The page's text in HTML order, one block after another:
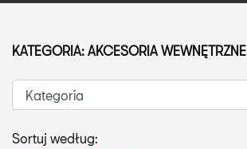
Sortuj według:
KATEGORIA: AKCESORIA WEWNĘTRZNE